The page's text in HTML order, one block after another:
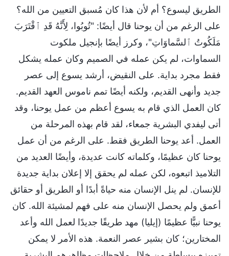
الطريق ليسوع؟ أم لأن هذا كان مُسبق التعيين من الله؟
على الرغم من أن يوحنا قال أيضًا: "تُوبُوا، لِأَنَّهُ قَدِ ٱقْتَرَبَ
مَلَكُوتُ ٱلسَّماوَاتِ"، وكرز أيضًا بإنجيل ملكوت
السماوات، لم يكن عمله في الصميم وكان عمله يشكل
فقط مجرد بداية. على النقيض، أرشد يسوع إلى عصر
جديد وأنهى القديم، ولكنه أيضًا تمم ناموس العهد القديم.
كان العمل الذي قام به يسوع أعظم من عمل يوحنا، وقد
أتى ليفدي البشرية جمعاء، لقد قام بهذه المرحلة من
العمل. أعد يوحنا الطريق فقط. على الرغم من أن عمل
يوحنا كان عظيمًا، وكلماته كانت عديدة، وأيضًا العديد من
التلاميذ اتبعوه، لكن عمله لم يحقق إلا إعلان بداية جديدة
للإنسان. لم ينل الإنسان منه حياةً أبدًا أو الطريق أو حقائق
أعمق ولم يحصل الإنسان منه على فهم لمشيئة الله. كان
يوحنا نبيًّا عظيمًا (إيليا) مهد طريقًا جديدًا لعمل الله وأعد
المختارين؛ كان بشير عصر النعمة. هذه الأمر لا يمكن